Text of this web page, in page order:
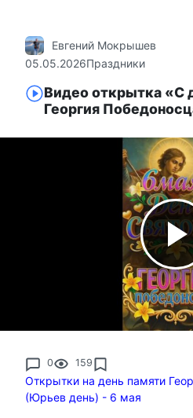
Евгений Мокрышев
05.05.2026Праздники
Видео открытка «С
Георгия
0 159
Открытки на день памяти
(Юрьев день) - 6 мая